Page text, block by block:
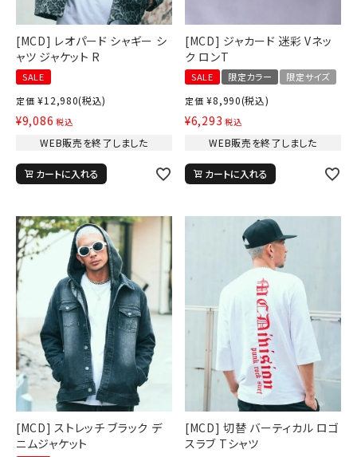
[MCD] レオパード シャギー シ
ャツ ジャケット R
SALE
定価 ¥12,980(税込)
¥9,086 税込
WEB販売を終了しました
カートに入れる
[MCD] ジャカード 迷彩 Vネッ
ク ロンT
SALE 限定カラー
限定サイズ
定価 ¥8,990(税込)
¥6,293 税込
WEB販売を終了しました
カートに入れる
[MCD] ストレッチ ブラック デ
ニムジャケット
[MCD] 切替 バーティカル ロゴ
スラブ Tシャツ